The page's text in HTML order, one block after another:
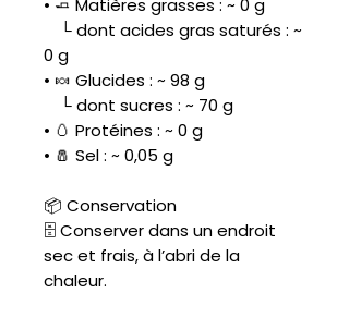
└ dont acides gras saturés : ~
0 g
• 🍬 Glucides : ~ 98 g
└ dont sucres : ~ 70 g
• 🥚 Protéines : ~ 0 g
• 🧂 Sel : ~ 0,05 g
📦 Conservation
🗄️ Conserver dans un endroit
sec et frais, à l’abri de la
chaleur.